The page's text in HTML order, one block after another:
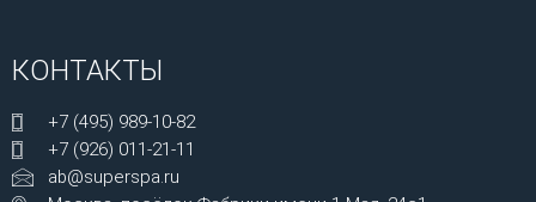
КОНТАКТЫ
+7 (495) 989-10-82
+7 (926) 011-21-11
ab@superspa.ru